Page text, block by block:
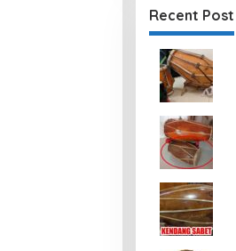
Recent Post